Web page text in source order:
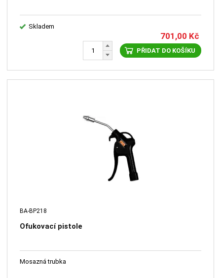
Skladem
701,00 Kč
PŘIDAT DO KOŠÍKU
BA-BP218
Ofukovací pistole
Mosazná trubka